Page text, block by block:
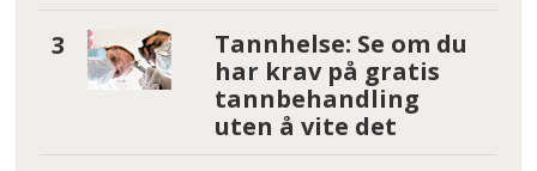
Tannhelse: Se om du
har krav på gratis
tannbehandling
uten å vite det